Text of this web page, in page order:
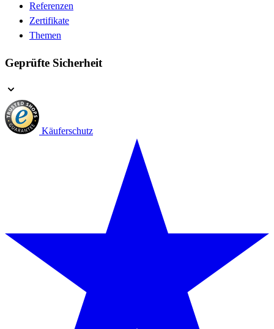
Referenzen
Zertifikate
Themen
Geprüfte Sicherheit
Käuferschutz